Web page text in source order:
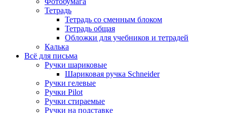
Тетрадь
Тетрадь со сменным блоком
Тетрадь общая
Обложки для учебников и тетрадей
Калька
Всё для письма
Ручки шариковые
Шариковая ручка Schneider
Ручки гелевые
Ручки Pilot
Ручки стираемые
Ручки на подставке